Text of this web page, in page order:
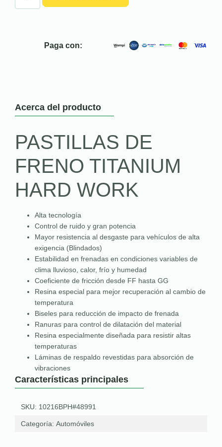
Paga con:
Acerca del producto
PASTILLAS DE
FRENO TITANIUM
HARD WORK
Alta tecnología
Control de ruido y gran potencia
Mayor resistencia al desgaste para vehículos de alta
exigencia (Blindados)
Estabilidad en frenadas en condiciones variables de
clima lluvioso, calor, frío y humedad
Coeficiente de fricción desde FF hasta GG
Resina especial para mejor recuperación al cambio de
temperatura
Biseles para reducción de impacto de frenada
Ranuras para control de dilatación del material
Resina especialmente diseñada para resistir altas
temperaturas
Láminas de respaldo revestidas para absorción de
vibraciones
Características principales
SKU: 10216BPH#48991
Categoría: Automóviles